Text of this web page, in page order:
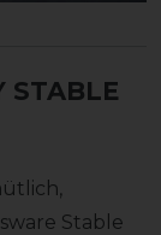
STABLE
Stable